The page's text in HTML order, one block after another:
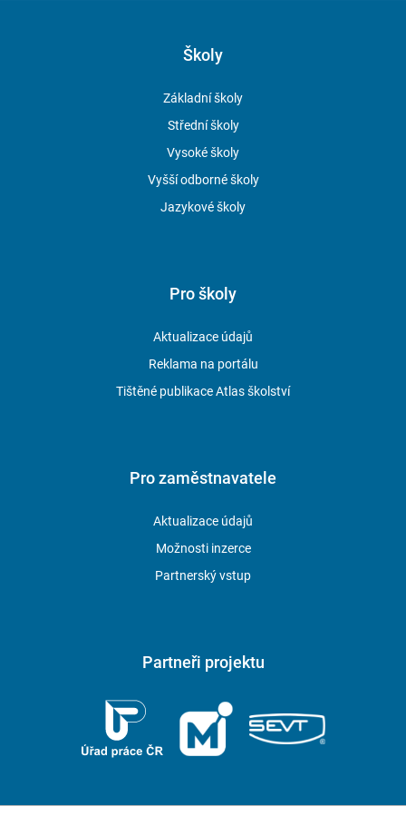
Školy
Základní školy
Střední školy
Vysoké školy
Vyšší odborné školy
Jazykové školy
Pro školy
Aktualizace údajů
Reklama na portálu
Tištěné publikace Atlas školství
Pro zaměstnavatele
Aktualizace údajů
Možnosti inzerce
Partnerský vstup
Partneři projektu